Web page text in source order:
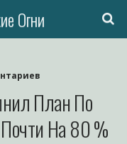
Огни
План По
На 80 %